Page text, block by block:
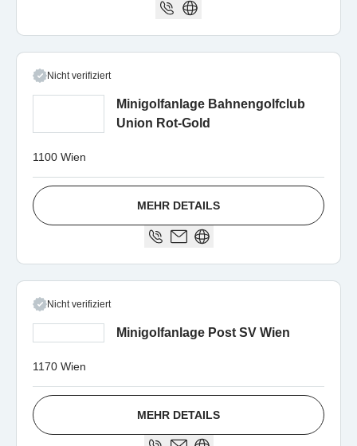
Nicht verifiziert
Minigolfanlage Bahnengolfclub
Union Rot-Gold
1100 Wien
MEHR DETAILS
Nicht verifiziert
Minigolfanlage Post SV Wien
1170 Wien
MEHR DETAILS